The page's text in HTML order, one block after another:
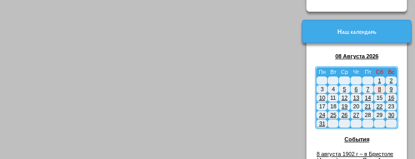
Наш календарь
08 Августа 2026
Пн Вт Ср Чт Пт Сб
Вс
1
2
3
4 5 6 7 8
9
10
11 12 13 14 15
16
17
18 19 20 21 22
23
24
25 26 27 28 29
30
31
События
8 августа 1902 г – в Бристоле